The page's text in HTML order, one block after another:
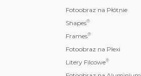
Fotoobraz na Płótnie
Shapes®
Frames®
Fotoobraz na Plexi
Litery Filcowe®